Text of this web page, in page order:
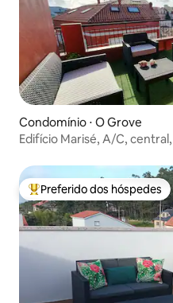
Condomínio ⋅ O Grove
Edifício Marisé, A/C,
Entre os melhores
Preferido dos hóspedes